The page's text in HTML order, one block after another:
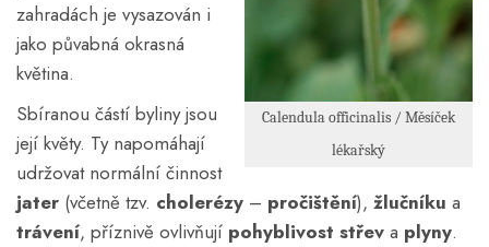
Calendula officinalis / Měsíček
lékařský
zahradách je vysazován i
jako půvabná okrasná
květina.
Sbíranou částí byliny jsou
její květy. Ty napomáhají
udržovat normální činnost
jater (včetně tzv. cholerézy – pročištění), žlučníku a
trávení, příznivě ovlivňují pohyblivost střev a plyny.